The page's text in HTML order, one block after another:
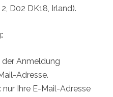
D02 DK18, Irland).
der Anmeldung
Adresse.
: nur Ihre E-Mail-Adresse